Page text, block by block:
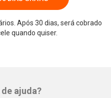
Após 30 dias, será cobrado
quando quiser.
ajuda?